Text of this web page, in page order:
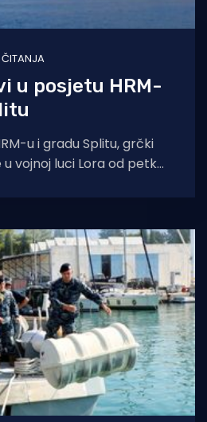
ČITANJA
u posjetu HRM-
u i gradu Splitu, grčki
vojnoj luci Lora od petka,